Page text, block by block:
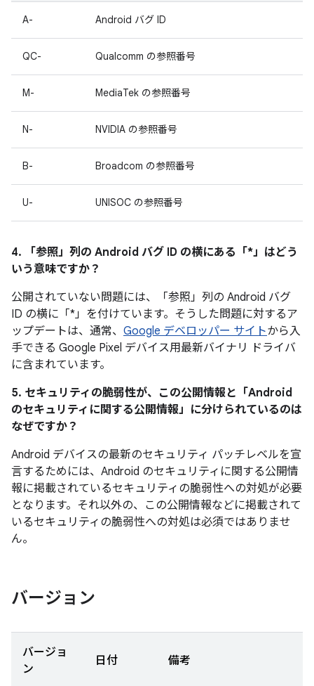
A- Android バグ ID
QC- Qualcomm の参照番号
M- MediaTek の参照番号
N- NVIDIA の参照番号
B- Broadcom の参照番号
U- UNISOC の参照番号
4. 「参照」 列の Android バグ ID の横にある「*」はどう
いう意味ですか？
公開されていない問題には、「参照」 列の Android バグ
ID の横に「*」を付けています。そうした問題に対するア
ップデートは、通常、 Google デベロッパー サイトから入
手できる Google Pixel デバイス用最新バイナリ ドライバ
に含まれています。
5. セキュリティの脆弱性が、この公開情報と「Android
のセキュリティに関する公開情報」に分けられているのは
なぜですか？
Android デバイスの最新のセキュリティ パッチレベルを宣
言するためには、Android のセキュリティに関する公開情
報に掲載されているセキュリティの脆弱性への対処が必要
となります。それ以外の、この公開情報などに掲載されて
いるセキュリティの脆弱性への対処は必須ではありませ
ん。
バージョン
バージョ
ン
日付 備考